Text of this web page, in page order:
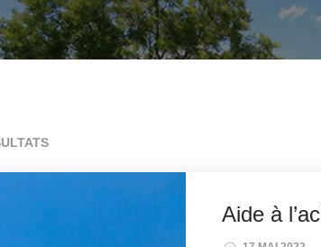
Aide à